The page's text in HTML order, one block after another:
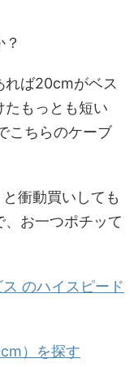
れば20cmがベス
たもっとも短い
こちらのケーブ
と衝動買いしても
お一つポチッて
のハイスピード
）を探す